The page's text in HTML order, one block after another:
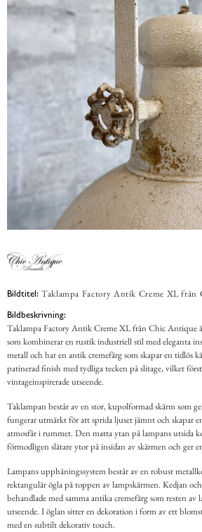
Bildtitel: Taklampa Factory Antik Creme XL
Bildbeskrivning:
Taklampa Factory Antik Creme XL från Chic Antique
som kombinerar en rustik industriell stil med eleganta
metall och har en antik cremefärg som skapar en tidlös
patinerad finish med tydliga tecken på slitage, vilket
vintageinspirerade utseende.
Taklampan består av en stor, kupolformad skärm som
fungerar utmärkt för att sprida ljuset jämnt och skapar
atmosfär i rummet. Den matta ytan på lampans utsida
förmodligen slätare ytor på insidan av skärmen och ger
Lampans upphäningssystem består av en robust
rektangulär ögla på toppen av lampskärmen. Kedjan
behandlade med samma antika cremefärg som resten
utseende. I öglan sitter en dekoration i form av ett
med en subtilt dekorativ touch.